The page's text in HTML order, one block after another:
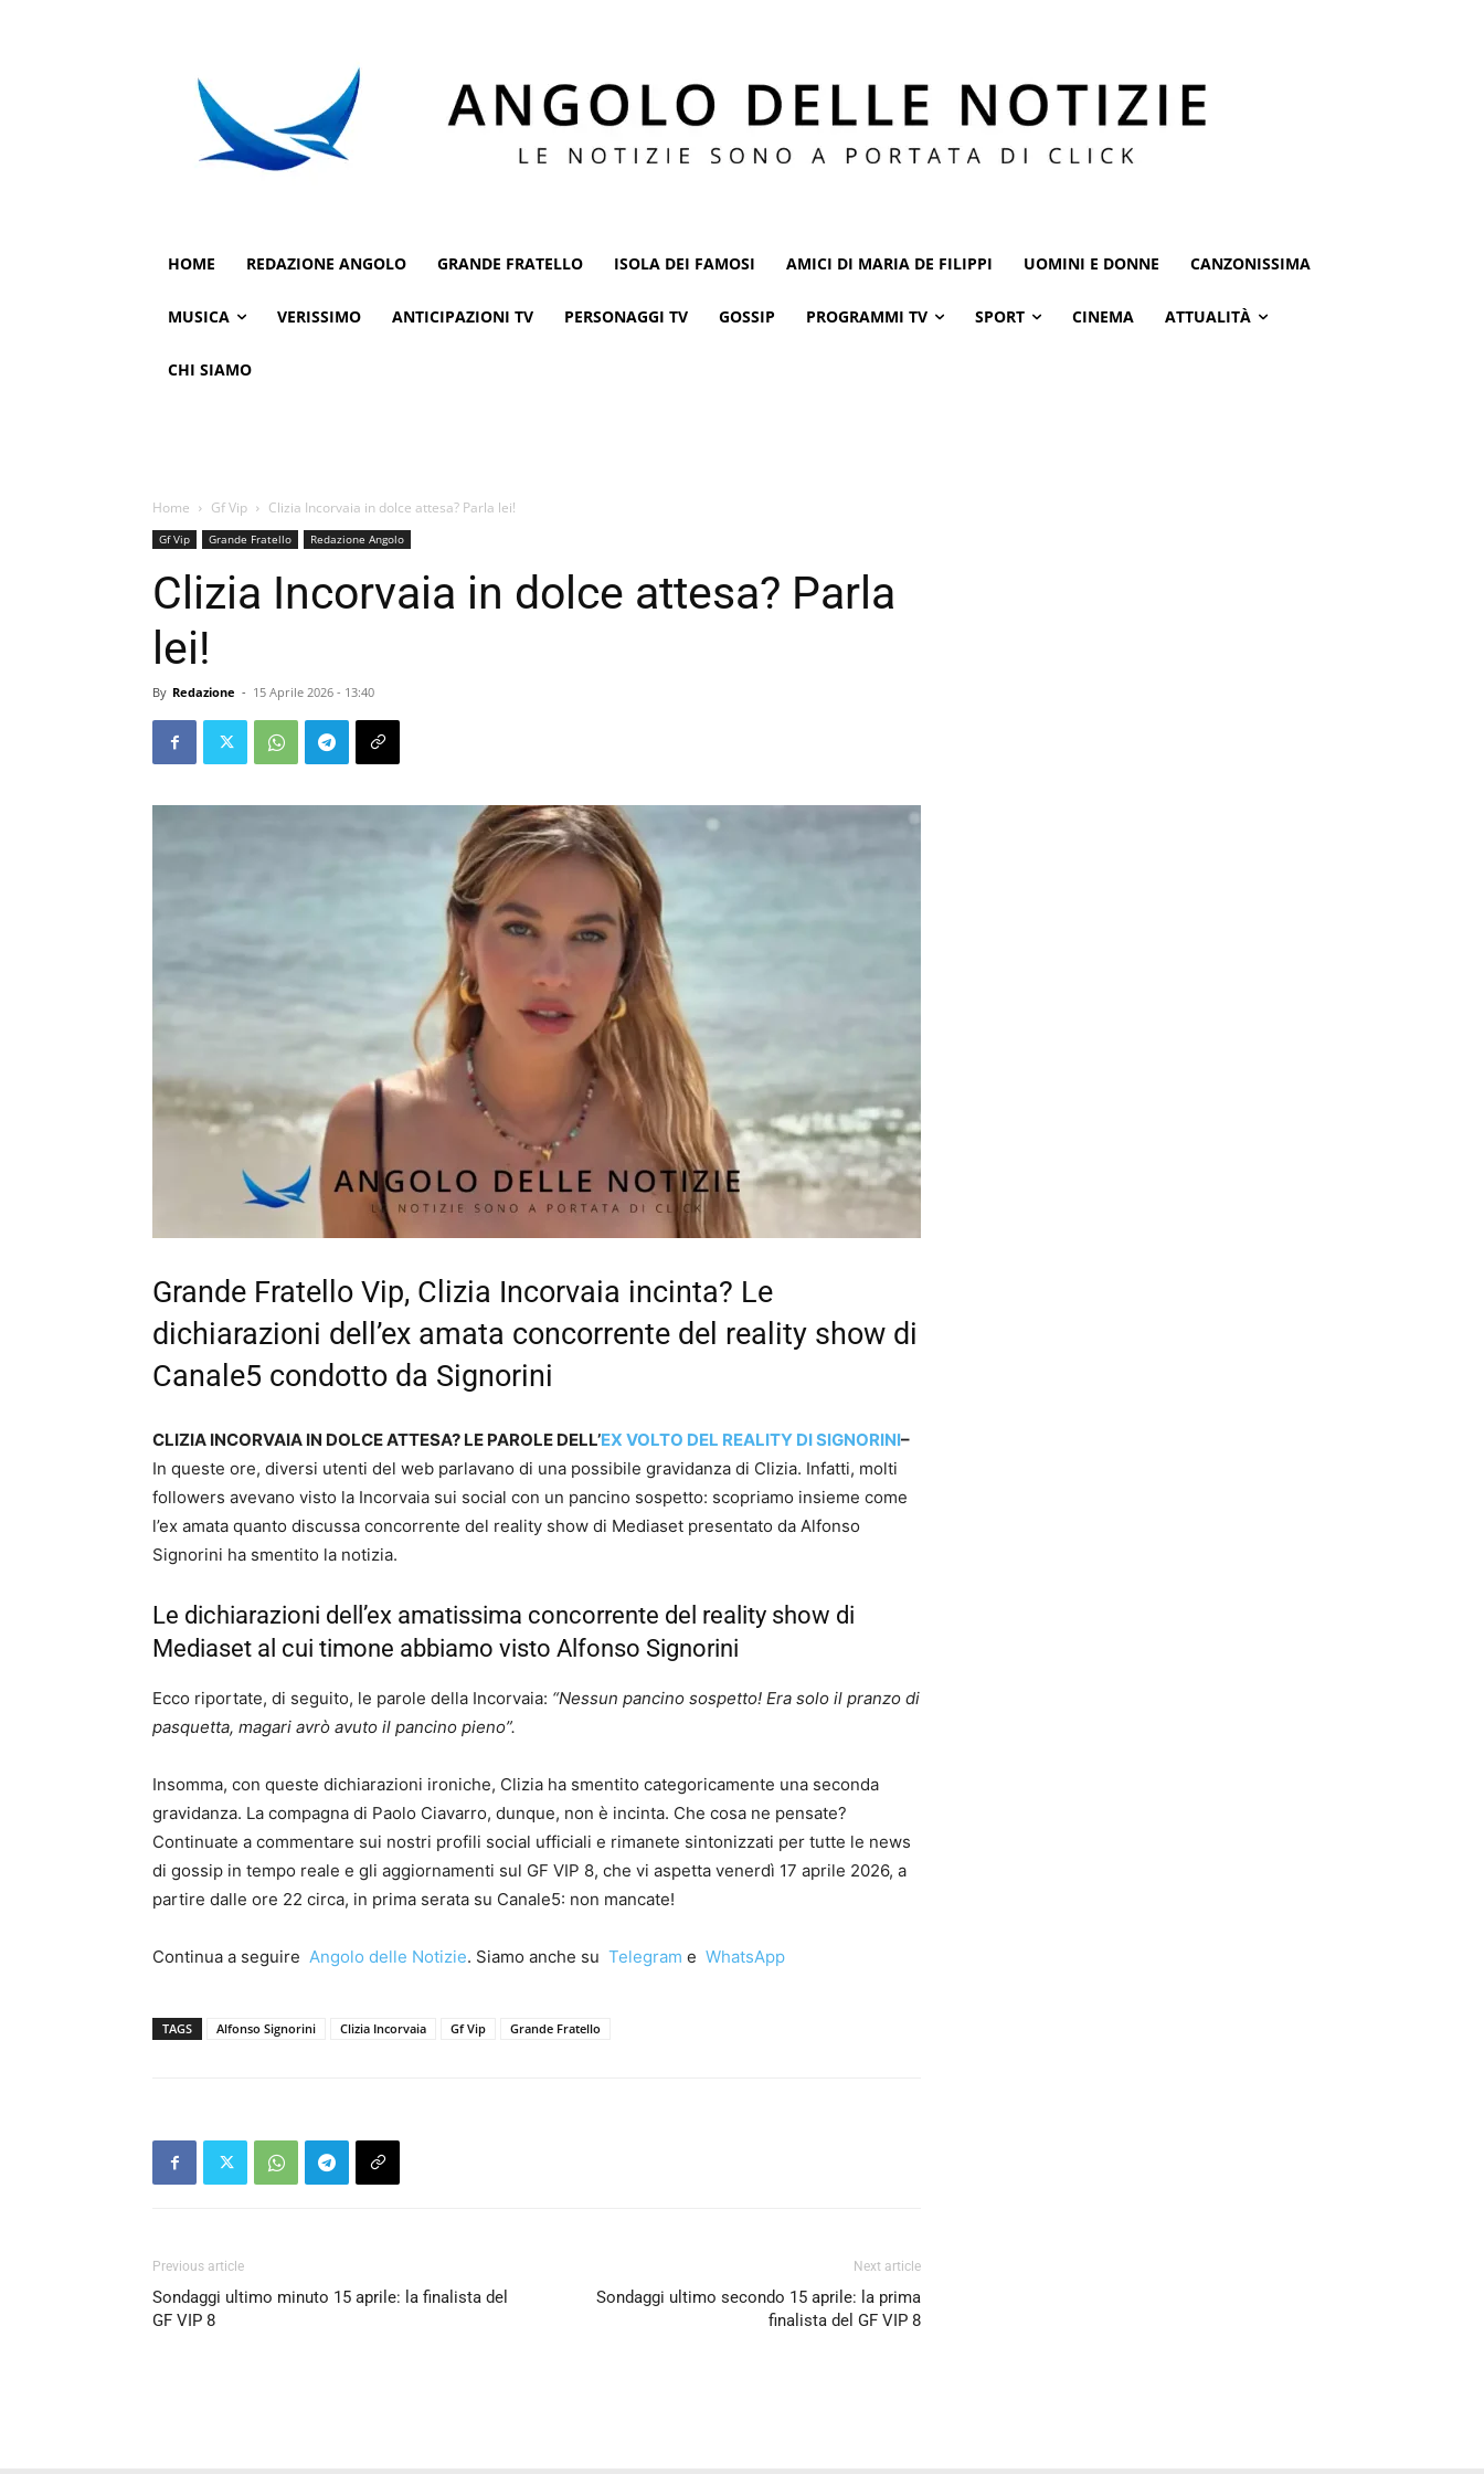
HOME REDAZIONE ANGOLO GRANDE FRATELLO ISOLA DEI FAMOSI AMICI DI MARIA DE FILIPPI UOMINI E DONNE CANZONISSIMA
MUSICA VERISSIMO ANTICIPAZIONI TV PERSONAGGI TV GOSSIP PROGRAMMI TV SPORT CINEMA ATTUALITÀ
CHI SIAMO
Home Gf Vip Clizia Incorvaia in dolce attesa? Parla lei!
Gf Vip Grande Fratello Redazione Angolo
Clizia Incorvaia in dolce attesa? Parla
lei!
By Redazione - 15 Aprile 2026 - 13:40
Grande Fratello Vip, Clizia Incorvaia incinta? Le
dichiarazioni dell’ex amata concorrente del reality show di
Canale5 condotto da Signorini
CLIZIA INCORVAIA IN DOLCE ATTESA? LE PAROLE DELL’EX VOLTO DEL REALITY DI SIGNORINI–
In queste ore, diversi utenti del web parlavano di una possibile gravidanza di Clizia. Infatti, molti
followers avevano visto la Incorvaia sui social con un pancino sospetto: scopriamo insieme come
l’ex amata quanto discussa concorrente del reality show di Mediaset presentato da Alfonso
Signorini ha smentito la notizia.
Le dichiarazioni dell’ex amatissima concorrente del reality show di
Mediaset al cui timone abbiamo visto Alfonso Signorini
Ecco riportate, di seguito, le parole della Incorvaia: “Nessun pancino sospetto! Era solo il pranzo di
pasquetta, magari avrò avuto il pancino pieno”.
Insomma, con queste dichiarazioni ironiche, Clizia ha smentito categoricamente una seconda
gravidanza. La compagna di Paolo Ciavarro, dunque, non è incinta. Che cosa ne pensate?
Continuate a commentare sui nostri profili social ufficiali e rimanete sintonizzati per tutte le news
di gossip in tempo reale e gli aggiornamenti sul GF VIP 8, che vi aspetta venerdì 17 aprile 2026, a
partire dalle ore 22 circa, in prima serata su Canale5: non mancate!
Continua a seguire Angolo delle Notizie. Siamo anche su Telegram e WhatsApp
TAGS Alfonso Signorini Clizia Incorvaia Gf Vip Grande Fratello
Previous article
Sondaggi ultimo minuto 15 aprile: la finalista del
GF VIP 8
Next article
Sondaggi ultimo secondo 15 aprile: la prima
finalista del GF VIP 8